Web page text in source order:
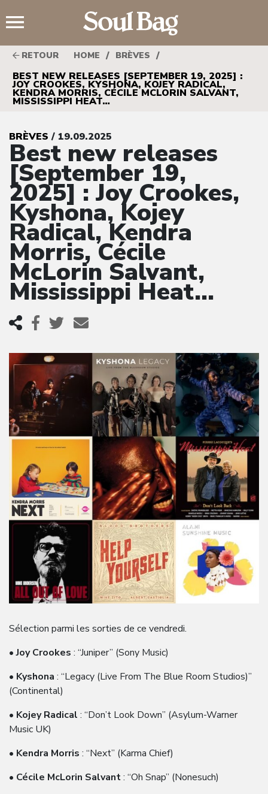
RETOUR HOME / BRÈVES /
BEST NEW RELEASES [SEPTEMBER 19, 2025] :
JOY CROOKES, KYSHONA, KOJEY RADICAL,
KENDRA MORRIS, CÉCILE MCLORIN SALVANT,
MISSISSIPPI HEAT…
BRÈVES / 19.09.2025
Best new releases
[September 19,
2025] : Joy Crookes,
Kyshona, Kojey
Radical, Kendra
Morris, Cécile
McLorin Salvant,
Mississippi Heat…
Sélection parmi les sorties de ce vendredi.
•Joy Crookes : “Juniper” (Sony Music)
• Kyshona : “Legacy (Live From The Blue Room Studios)”
(Continental)
• Kojey Radical : “Don’t Look Down” (Asylum-Warner
Music UK)
• Kendra Morris : “Next” (Karma Chief)
• Cécile McLorin Salvant: “Oh Snap” (Nonesuch)